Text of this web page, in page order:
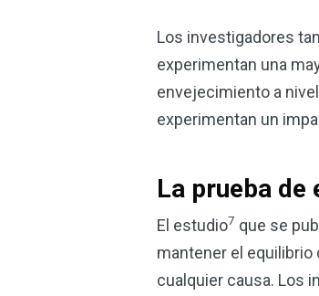
Los investigadores
experimentan una
envejecimiento a
experimentan un
La prueba
El estudio7 que se
mantener el equilibrio
cualquier causa. Los